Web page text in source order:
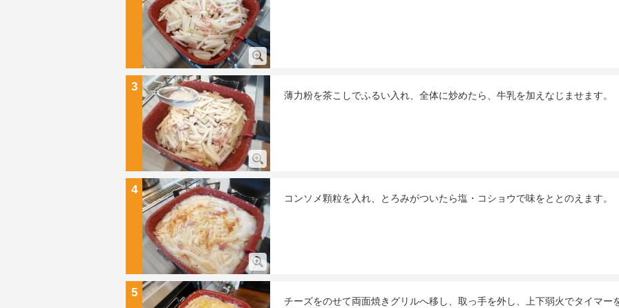
3
薄力粉を茶こしでふるい入れ、全体に炒めたら、牛乳を加えなじませます。
4
コンソメ顆粒を入れ、とろみがついたら塩・コショウで味をととのえます。
5
チーズをのせて両面焼きグリルへ移し、取っ手を外し、上下弱火でタイマー